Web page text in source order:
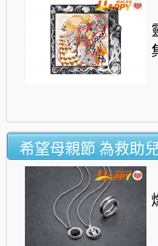
希望母親節 為救助